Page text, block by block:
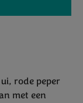
rode peper
met een